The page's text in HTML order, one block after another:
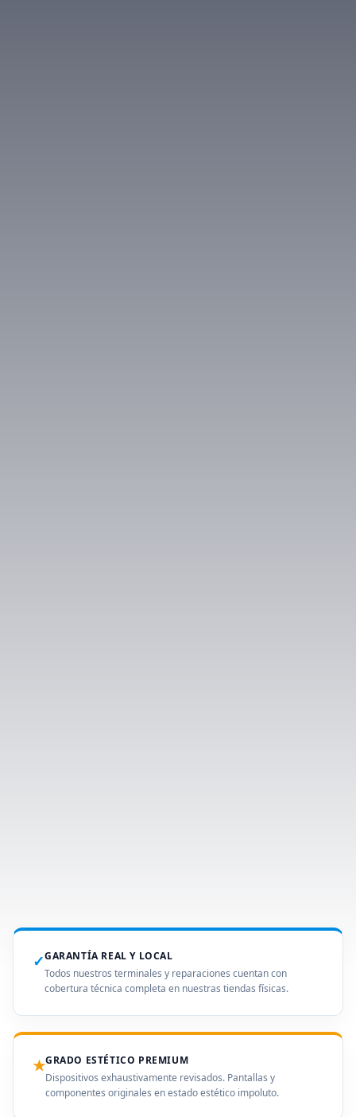
✓GARANTÍA REAL Y LOCAL
Todos nuestros terminales y reparaciones cuentan con
cobertura técnica completa en nuestras tiendas físicas.
★GRADO ESTÉTICO PREMIUM
Dispositivos exhaustivamente revisados. Pantallas y
componentes originales en estado estético impoluto.